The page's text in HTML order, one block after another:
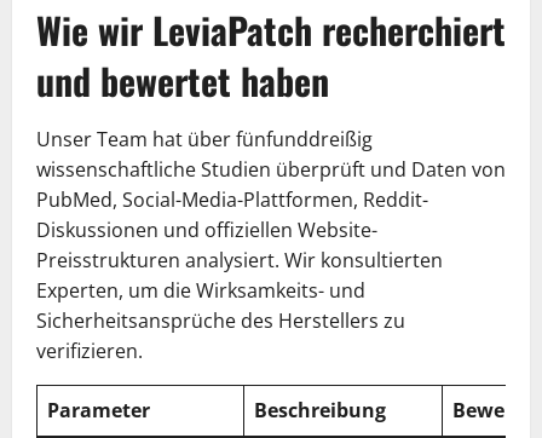
Wie wir LeviaPatch recherchiert
und bewertet haben
Unser Team hat über fünfunddreißig
wissenschaftliche Studien überprüft und Daten von
PubMed, Social-Media-Plattformen, Reddit-
Diskussionen und offiziellen Website-
Preisstrukturen analysiert. Wir konsultierten
Experten, um die Wirksamkeits- und
Sicherheitsansprüche des Herstellers zu
verifizieren.
Parameter Beschreibung